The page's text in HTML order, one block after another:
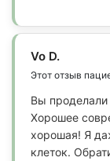
Vo D.
Этот отзыв
Вы проделали
Хорошее
хорошая! Я
клеток.